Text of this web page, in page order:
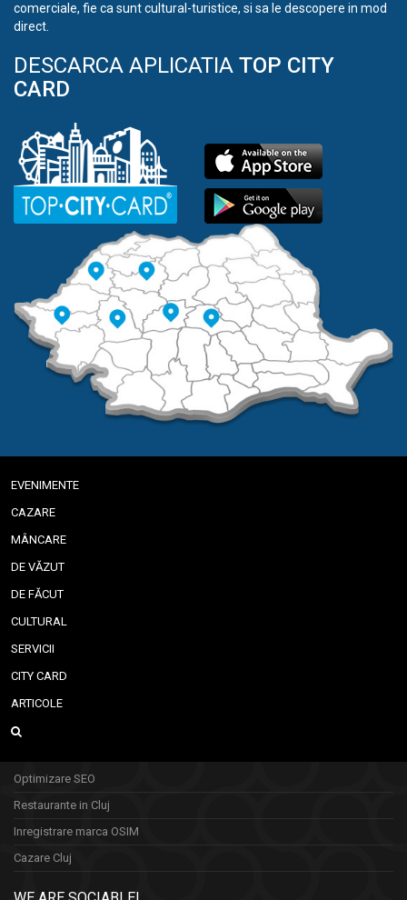
comerciale, fie ca sunt cultural-turistice, si sa le descopere in mod
direct.
DESCARCA APLICATIA TOP CITY
CARD
EVENIMENTE
CAZARE
MÂNCARE
DE VĂZUT
DE FĂCUT
CULTURAL
SERVICII
CITY CARD
ARTICOLE
Optimizare SEO
Restaurante in Cluj
Inregistrare marca OSIM
Cazare Cluj